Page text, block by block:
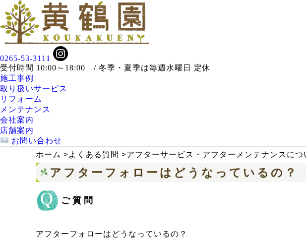
0265-53-3111
受付時間 10:00～18:00 / 冬季・夏季は毎週水曜日 定休
施工事例
取り扱いサービス
リフォーム
メンテナンス
会社案内
店舗案内
お問い合わせ
ホーム >よくある質問 >アフターサービス・アフターメンテナンスにつ
アフターフォローはどうなっているの？
ご質問
アフターフォローはどうなっているの？